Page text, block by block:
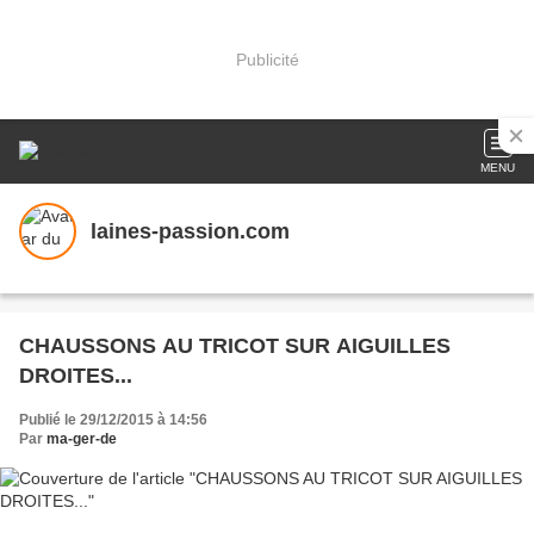
Publicité
MENU
laines-passion.com
CHAUSSONS AU TRICOT SUR AIGUILLES
DROITES...
Publié le 29/12/2015 à 14:56
Par ma-ger-de